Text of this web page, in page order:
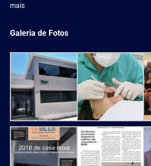
mais
Galeria de Fotos